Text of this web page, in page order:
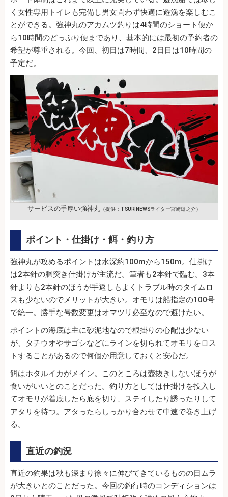
く女性専用トイレも完備し男女問わず快適に遊漁を楽しむこ
とができる。強神丸のアカムツ釣りは4時間のショート便か
ら10時間のどっぷり便まであり、基本的には最初の予約者の
希望が尊重される。今回、初日は7時間、2日目は10時間の
予定だ。
サービスの手厚い強神丸（提供：TSURINEWSライター宮崎逝之介）
ポイント・仕掛け・餌・釣り方
強神丸が攻めるポイントは水深約100mから150m。仕掛け
は2本針の胴突き仕掛けが主流だ。筆者も2本針で臨む。3本
針よりも2本針のほうが手返しもよくトラブル時のタイムロ
スも少ないのでメリットが大きい。オモリは船指定の100号
で統一。勝手な号数変更はオマツリ必至なので避けたい。
ポイントの海底は主に砂泥地なので根掛りの心配は少ない
が、タチウオやサゴシなどにラインを切られてオモリをロス
トすることがあるので何個か用意しておくと安心だ。
餌はホタルイカがメイン。このところは壺抜きしないほうが
食いがいいとのことだった。釣り方としては仕掛けを投入し
てオモリが着底したら底を切り、ステイしたり誘ったりして
アタリを待つ。アタったらしっかり合わせて中速で巻き上げ
る。
直近の釣況
直近の釣果は秋も深まり徐々に伸びてきているものの日ムラ
が大きいとのことだった。今回の釣行時のコンディションは